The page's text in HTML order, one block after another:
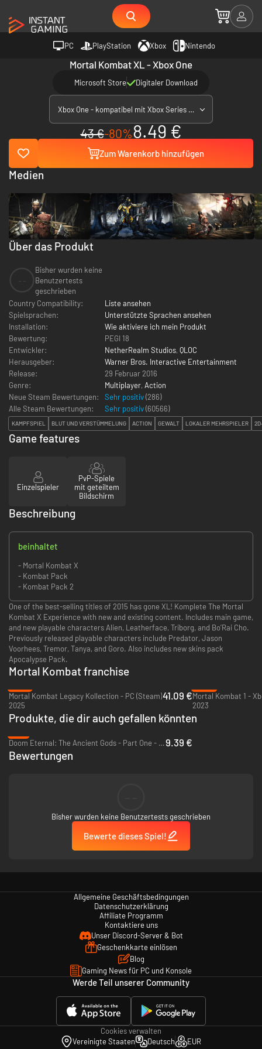
PC PlayStation Xbox Nintendo
Mortal Kombat XL - Xbox One
Microsoft Store Digitaler Download
Xbox One - kompatibel mit Xbox Series X|S
43 €-80%8.49 €
Zum Warenkorb hinzufügen
Über das Produkt
Bisher wurden keine
Benutzertests
geschrieben
Country Compatibility:
Liste ansehen
Spielsprachen:
Unterstützte Sprachen ansehen
Installation:
Wie aktiviere ich mein Produkt
Bewertung:
PEGI 18
Entwickler:
NetherRealm Studios, QLOC
Herausgeber:
Warner Bros. Interactive Entertainment
Release:
29 Februar 2016
Genre:
Multiplayer, Action
Neue Steam Bewertungen:
Sehr positiv(286)
Alle Steam Bewertungen:
Sehr positiv(60566)
KAMPFSPIEL BLUT UND VERSTÜMMELUNG ACTION GEWALT LOKALER MEHRSPIELER
Medien
Game features
Einzelspieler
PvP-Spiele
mit geteiltem
Bildschirm
Beschreibung
beinhaltet
- Mortal Kombat X
- Kombat Pack
- Kombat Pack 2
One of the best-selling titles of 2015 has gone XL! Komplete The Mortal
Kombat X Experience with new and existing content. Includes main game,
and new playable characters Alien, Leatherface, Triborg, and Bo’Rai Cho.
Previously released playable characters include Predator, Jason
Voorhees, Tremor, Tanya, and Goro. Also includes new skins pack
Apocalypse Pack.
Mortal Kombat franchise
Mortal Kombat Legacy Kollection - PC (Steam)
2025
41.09 €Mortal Kombat 1 -
2023
Produkte, die dir auch gefallen könnten
Doom Eternal: The Ancient Gods - Part One - Xbox One & Xbox Series X|S9.39 €
Bewertungen
Bisher wurden keine Benutzertests geschrieben
Bewerte dieses Spiel!
Allgemeine Geschäftsbedingungen
Datenschutzerklärung
Affiliate Programm
Kontaktiere uns
Unser Discord-Server & Bot
Geschenkkarte einlösen
Blog
Gaming News für PC und Konsole
Werde Teil unserer Community
Cookies verwalten
Vereinigte Staaten
Deutsch EUR